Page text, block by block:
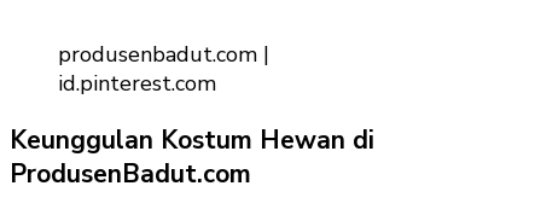
produsenbadut.com |
id.pinterest.com
Keunggulan Kostum Hewan di
ProdusenBadut.com